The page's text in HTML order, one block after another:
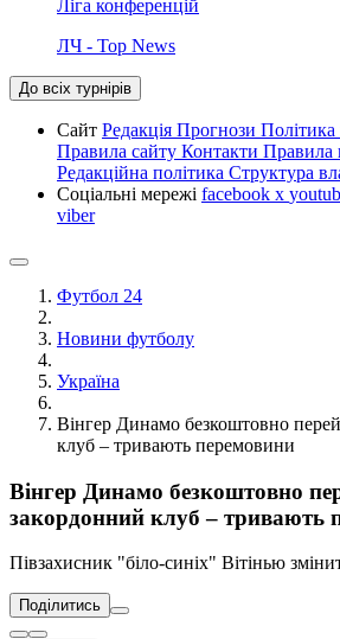
Ліга конференцій
ЛЧ - Top News
До всіх турнірів
Сайт Редакція Прогнози Політика
Правила сайту Контакти Правила
Редакційна політика Структура
Соціальні мережі facebook x
viber
Футбол 24
Новини футболу
Україна
Вінгер Динамо безкоштовно
клуб – тривають перемовини
Вінгер Динамо безкоштовно
закордонний клуб – тривають
Півзахисник "біло-синіх" Вітінью
Поділитись